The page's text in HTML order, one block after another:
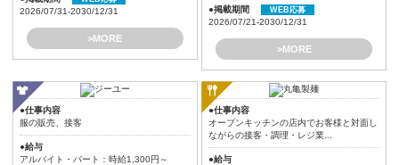
2026/07/31-2030/12/31
>MORE
●掲載期間 WEB応募
2026/07/21-2030/12/31
>MORE
●仕事内容
服の販売、接客
●給与
アルバイト・パート：時給1,300円～
●仕事内容
オープンキッチンの店内でお客様と対面し
ながらの接客・調理・レジ業...
●給与